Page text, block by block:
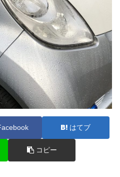
はてブ
コピー